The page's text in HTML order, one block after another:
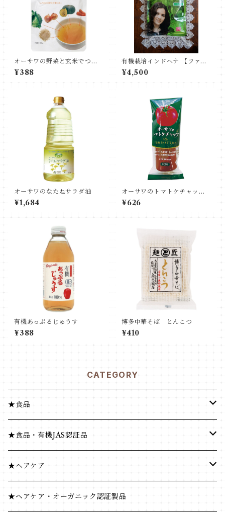
オーサワの野菜と玄米でつく
った甘いスープ
¥388
有機栽培インドヘナ 【ファイ
ン】500g 大袋 お徳用
¥4,500
オーサワのなたねサラダ油
¥1,684
オーサワのトマトケチャップ
(有機トマト使用)
¥626
有機あっぷるじゅうす
¥388
博多中華そば とんこつ
¥410
CATEGORY
★食品
健康食品
米・小麦・シリアル
菓子類
★食品・有機JAS認証品
健康食品
米・小麦・シリアル
★ヘアケア
ヘナ
★ヘアケア・オーガニック認証製品